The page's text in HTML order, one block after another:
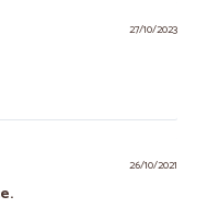
27/10/2023
26/10/2021